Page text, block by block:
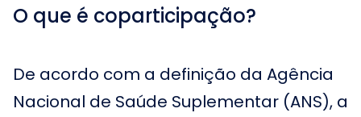
O que é coparticipação?
De acordo com a definição da Agência
Nacional de Saúde Suplementar (ANS), a